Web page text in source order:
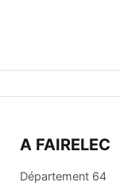
A FAIRELEC
Département 64